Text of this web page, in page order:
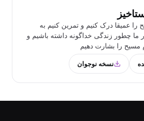
عمیقا درک کنیم و تمرین کنیم به
چطور زندگی خداگونه داشته باشیم و
مسیح را بشارت دهیم
نسخه نوجوان